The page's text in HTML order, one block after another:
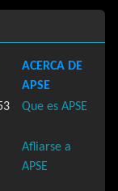
ACERCA DE
APSE
Que es APSE
Afliarse a
APSE